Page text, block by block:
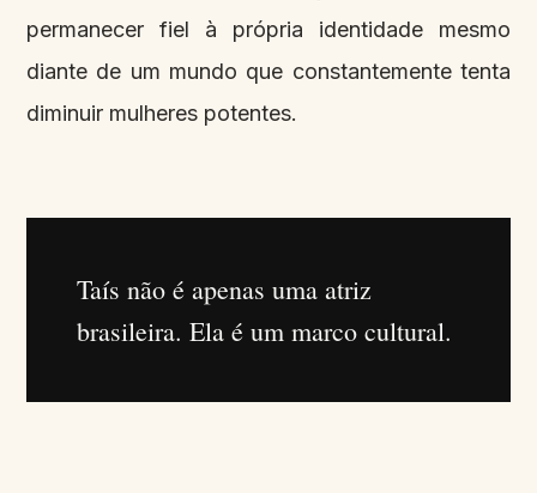
permanecer fiel à própria identidade mesmo
diante de um mundo que constantemente tenta
diminuir mulheres potentes.
Taís não é apenas uma atriz
brasileira. Ela é um marco cultural.